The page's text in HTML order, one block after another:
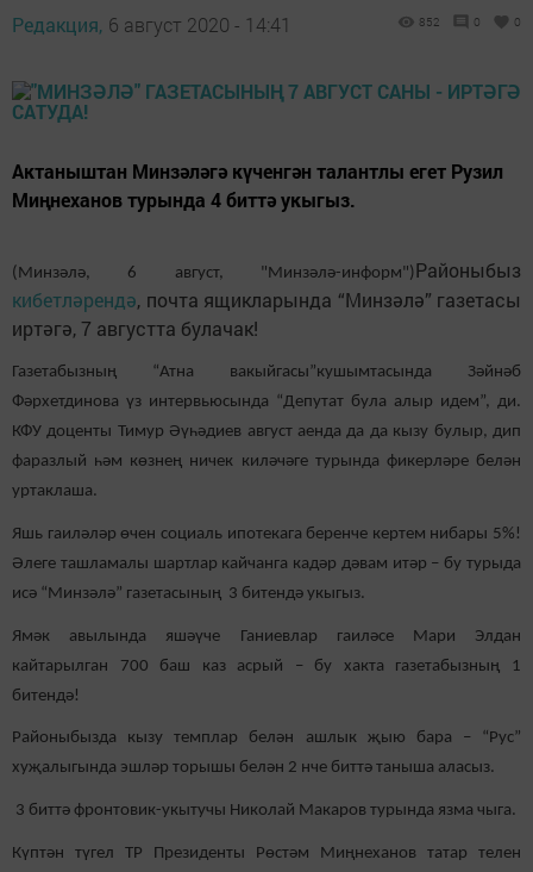
Редакция, 6 август 2020 - 14:41 852 0 0
Актаныштан Минзәләгә күченгән талантлы егет Рузил
Миңнеханов турында 4 биттә укыгыз.
(Минзәлә, 6 август, "Минзәлә-информ")Районыбыз
кибетләрендә, почта ящикларында “Минзәлә” газетасы
иртәгә, 7 августта булачак!
Газетабызның “Атна вакыйгасы”кушымтасында Зәйнәб
Фәрхетдинова үз интервьюсында “Депутат була алыр идем”, ди.
КФУ доценты Тимур Әүһәдиев август аенда да да кызу булыр, дип
фаразлый һәм көзнең ничек киләчәге турында фикерләре белән
уртаклаша.
Яшь гаиләләр өчен социаль ипотекага беренче кертем нибары 5%!
Әлеге ташламалы шартлар кайчанга кадәр дәвам итәр – бу турыда
исә “Минзәлә” газетасының 3 битендә укыгыз.
Ямәк авылында яшәүче Ганиевлар гаиләсе Мари Элдан
кайтарылган 700 баш каз асрый – бу хакта газетабызның 1
битендә!
Районыбызда кызу темплар белән ашлык җыю бара – “Рус”
хуҗалыгында эшләр торышы белән 2 нче биттә таныша аласыз.
3 биттә фронтовик-укытучы Николай Макаров турында язма чыга.
Күптән түгел ТР Президенты Рөстәм Миңнеханов татар телен